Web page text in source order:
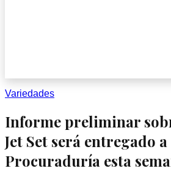
Variedades
Informe preliminar
Jet Set será entregado a
Procuraduría esta